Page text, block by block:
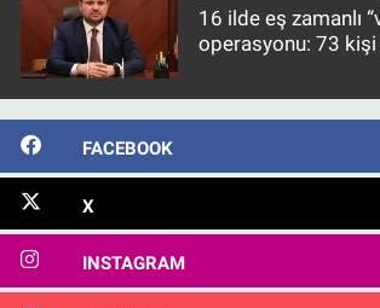
16 ilde eş zamanlı
operasyonu: 73 kişi
FACEBOOK
X
INSTAGRAM